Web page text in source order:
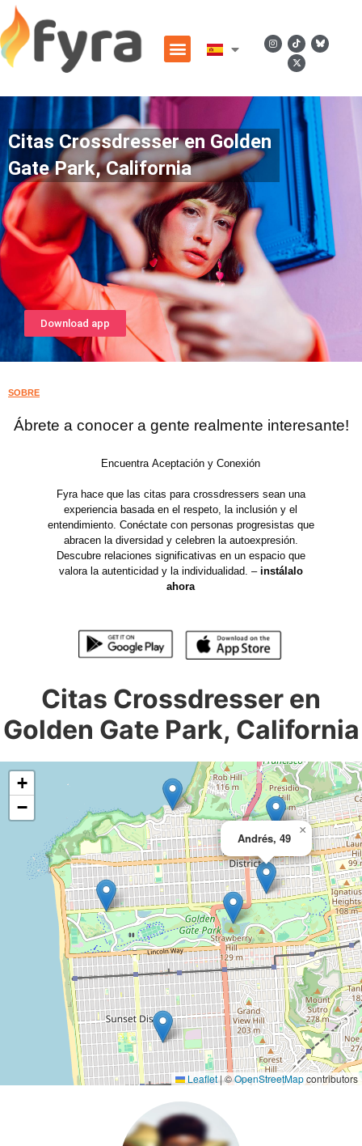
Citas Crossdresser en Golden
Gate Park, California
Download app
SOBRE
Ábrete a conocer a gente realmente interesante!
Encuentra Aceptación y Conexión
Fyra hace que las citas para crossdressers sean una
experiencia basada en el respeto, la inclusión y el
entendimiento. Conéctate con personas progresistas que
abracen la diversidad y celebren la autoexpresión.
Descubre relaciones significativas en un espacio que
valora la autenticidad y la individualidad. – instálalo
ahora
Citas Crossdresser en
Golden Gate Park, California
Andrés, 49
×
+
−
Leaflet|©OpenStreetMapcontributors